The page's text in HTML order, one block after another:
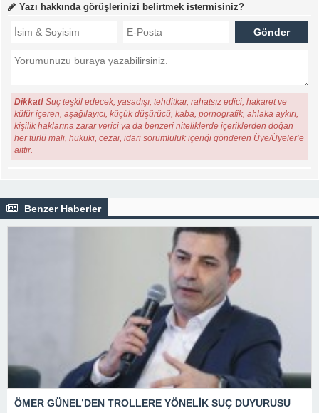
Yazı hakkında görüşlerinizi belirtmek istermisiniz?
Dikkat! Suç teşkil edecek, yasadışı, tehditkar, rahatsız edici, hakaret ve
küfür içeren, aşağılayıcı, küçük düşürücü, kaba, pornografik, ahlaka aykırı,
kişilik haklarına zarar verici ya da benzeri niteliklerde içeriklerden doğan
her türlü mali, hukuki, cezai, idari sorumluluk içeriği gönderen Üye/Üyeler’e
aittir.
Benzer Haberler
ÖMER GÜNEL’DEN TROLLERE YÖNELİK SUÇ DUYURUSU